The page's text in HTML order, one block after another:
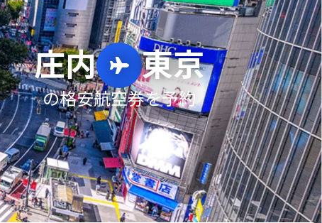
庄内 東京
の格安航空券を予約